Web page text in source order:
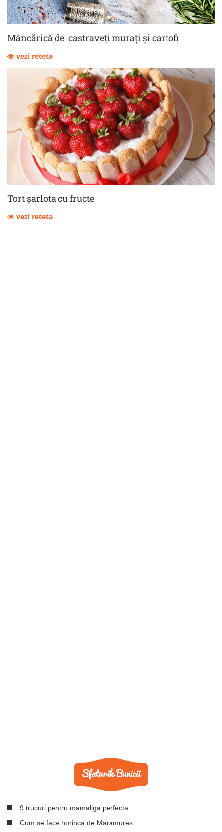
Mâncărică de castraveţi muraţi şi cartofi
vezi reteta
Tort șarlota cu fructe
vezi reteta
9 trucuri pentru mamaliga perfecta
Cum se face horinca de Maramures